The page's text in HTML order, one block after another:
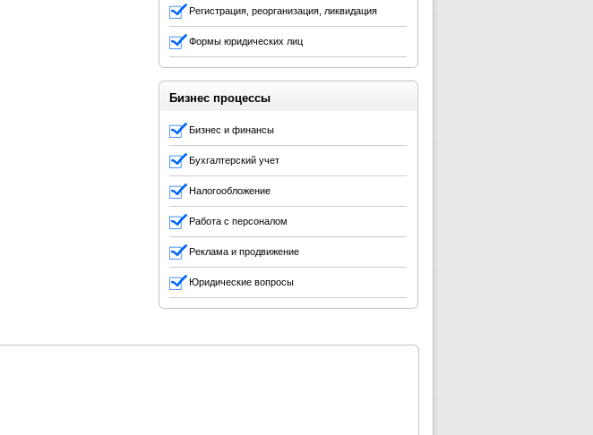
Регистрация, реорганизация, ликвидация
Формы юридических лиц
Бизнес процессы
Бизнес и финансы
Бухгалтерский учет
Налогообложение
Работа с персоналом
Реклама и продвижение
Юридические вопросы